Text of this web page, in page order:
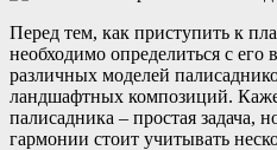
Перед тем, как приступить к
необходимо определиться с
различных моделей
ландшафтных композиций.
палисадника – простая задача,
гармонии стоит учитывать